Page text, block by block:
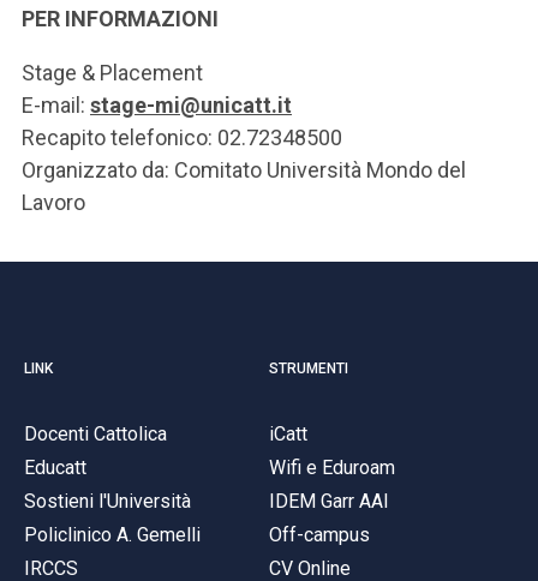
PER INFORMAZIONI
Stage & Placement
E-mail: stage-mi@unicatt.it
Recapito telefonico: 02.72348500
Organizzato da: Comitato Università Mondo del
Lavoro
LINK
Docenti Cattolica
Educatt
Sostieni l'Università
Policlinico A. Gemelli
IRCCS
STRUMENTI
iCatt
Wifi e Eduroam
IDEM Garr AAI
Off-campus
CV Online